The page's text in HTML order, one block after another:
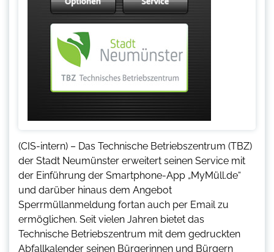
(CIS-intern) – Das Technische Betriebszentrum (TBZ)
der Stadt Neumünster erweitert seinen Service mit
der Einführung der Smartphone-App „MyMüll.de“
und darüber hinaus dem Angebot
Sperrmüllanmeldung fortan auch per Email zu
ermöglichen. Seit vielen Jahren bietet das
Technische Betriebszentrum mit dem gedruckten
Abfallkalender seinen Bürgerinnen und Bürgern